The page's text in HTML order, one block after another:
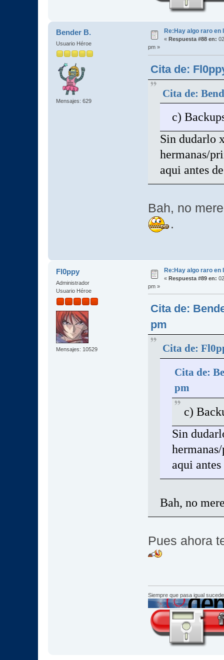
Bender B.
Usuario Héroe
Mensajes: 629
Re:Hay algo raro en
« Respuesta #88 en:
pm »
Cita de:
Cita de:
c)
Sin dudarlo
hermanas/
aqui antes
Bah, no
.
Fl0ppy
Administrador
Usuario Héroe
Mensajes: 10529
Re:Hay algo raro en
« Respuesta #89 en:
pm »
Cita de:
pm
Cita de:
Cita de:
pm
c)
Sin
aqui
Bah, no
Pues ahora
Siempre que pasa igual